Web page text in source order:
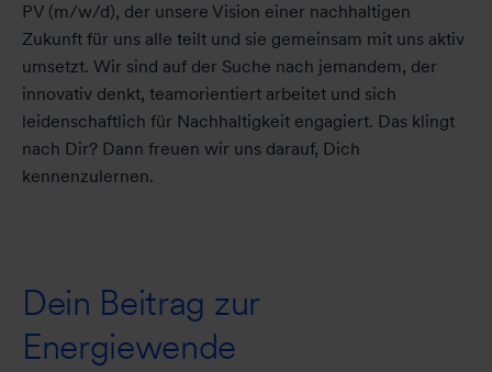
PV (m/w/d), der unsere Vision einer nachhaltigen
Zukunft für uns alle teilt und sie gemeinsam mit uns aktiv
umsetzt. Wir sind auf der Suche nach jemandem, der
innovativ denkt, teamorientiert arbeitet und sich
leidenschaftlich für Nachhaltigkeit engagiert. Das klingt
nach Dir? Dann freuen wir uns darauf, Dich
kennenzulernen.
Dein Beitrag zur
Energiewende